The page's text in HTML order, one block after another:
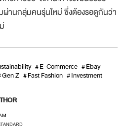
านกลุ่มคนรุ่นใหม่ ซึ่งต้องรอดูกันว่า
E-Commerce
Ebay
Gen Z Fast Fashion Investment